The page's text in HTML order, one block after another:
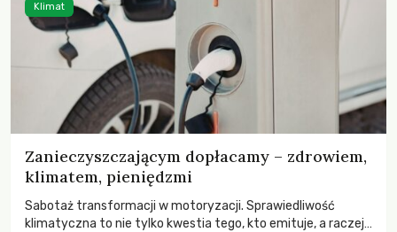
Zanieczyszczającym dopłacamy – zdrowiem,
klimatem, pieniędzmi
Sabotaż transformacji w motoryzacji. Sprawiedliwość
klimatyczna to nie tylko kwestia tego, kto emituje, a raczej
Klimat